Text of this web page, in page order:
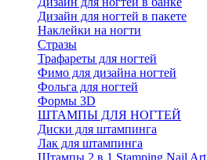
Дизайн для ногтей в пакете
Наклейки на ногти
Стразы
Трафареты для ногтей
Фимо для дизайна ногтей
Фольга для ногтей
Формы 3D
ШТАМПЫ ДЛЯ НОГТЕЙ
Диски для штампинга
Лак для штампинга
Штампы 2 в 1 Stamping Nail Art